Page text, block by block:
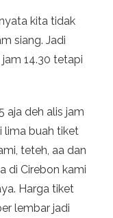
kita tidak
siang. Jadi
14.30 tetapi
aja deh alis jam
lima buah tiket
teteh, aa dan
di Cirebon kami
Harga tiket
lembar jadi